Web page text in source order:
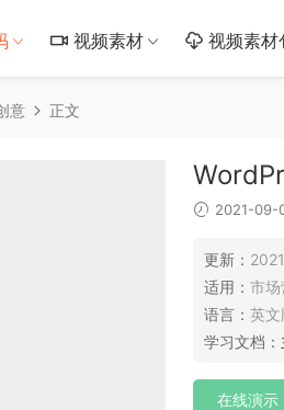
视频素材 视频素材
意 正文
2021-09-
更新：
适用： 市场
语言： 英文
学习文档：
在线演示